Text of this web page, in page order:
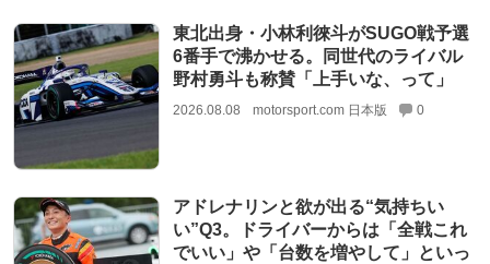
東北出身・小林利徠斗がSUGO戦予選
6番手で沸かせる。同世代のライバル
野村勇斗も称賛「上手いな、って」
2026.08.08 motorsport.com 日本版 0
アドレナリンと欲が出る“気持ちい
い”Q3。ドライバーからは「全戦これ
でいい」や「台数を増やして」といっ